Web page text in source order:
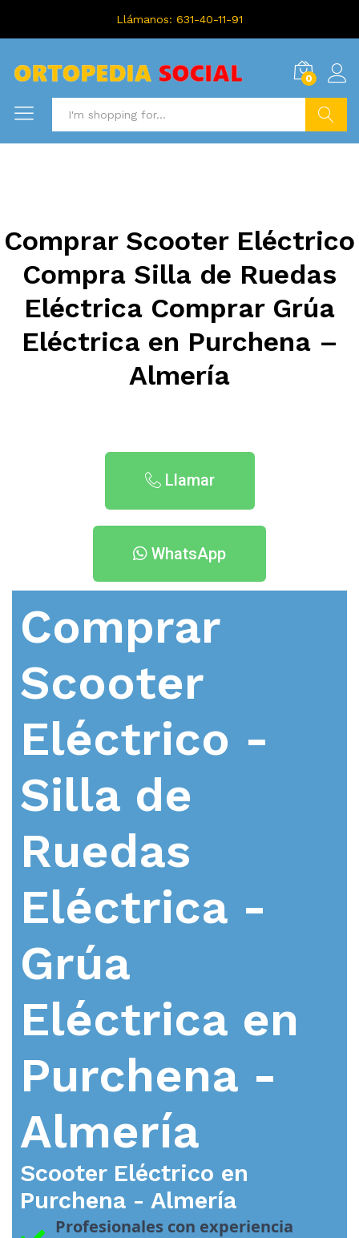
Llámanos: 631-40-11-91
0
Comprar Scooter Eléctrico
Compra Silla de Ruedas
Eléctrica Comprar Grúa
Eléctrica en Purchena –
Almería
Llamar
WhatsApp
Comprar
Scooter
Eléctrico -
Silla de
Ruedas
Eléctrica -
Grúa
Eléctrica en
Purchena -
Almería
Scooter Eléctrico en
Purchena - Almería
Profesionales con experiencia